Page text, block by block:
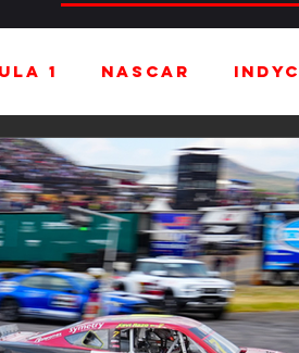
1 NASCAR
Fórmula 4
WEC Fórmula Ford
NASCAR México